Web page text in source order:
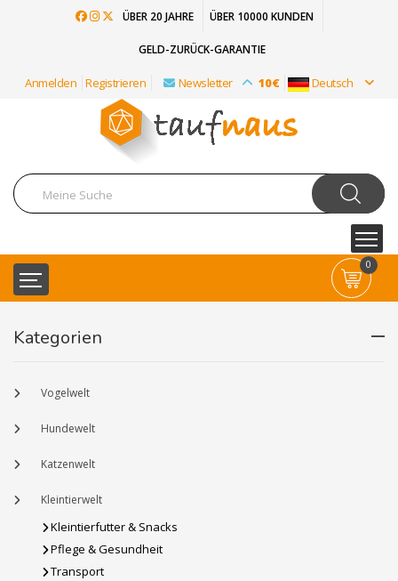
ÜBER 20 JAHRE ÜBER 10000 KUNDEN
GELD-ZURÜCK-GARANTIE
Anmelden Registrieren Newsletter 10€ Deutsch
0
Kategorien
Vogelwelt
Hundewelt
Katzenwelt
Kleintierwelt
Kleintierfutter & Snacks
Pflege & Gesundheit
Transport